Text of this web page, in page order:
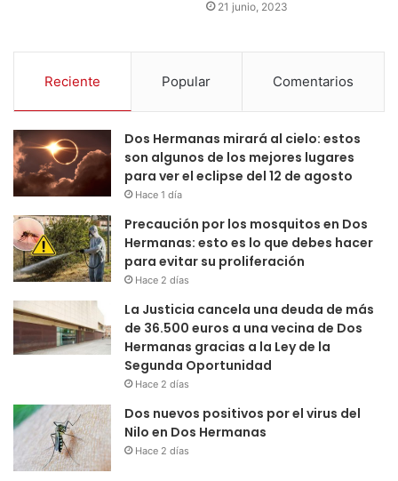
21 junio, 2023
Reciente Popular Comentarios
Dos Hermanas mirará al cielo: estos
son algunos de los mejores lugares
para ver el eclipse del 12 de agosto
Hace 1 día
Precaución por los mosquitos en Dos
Hermanas: esto es lo que debes hacer
para evitar su proliferación
Hace 2 días
La Justicia cancela una deuda de más
de 36.500 euros a una vecina de Dos
Hermanas gracias a la Ley de la
Segunda Oportunidad
Hace 2 días
Dos nuevos positivos por el virus del
Nilo en Dos Hermanas
Hace 2 días